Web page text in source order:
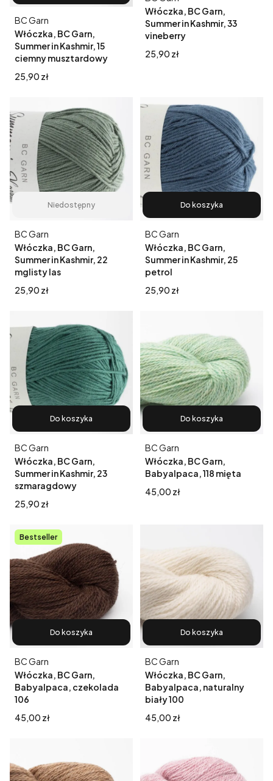
Włóczka, BC Garn,
Summer in Kashmir, 15
ciemny musztardowy
Producent
BC Garn
Cena
25,90 zł
Włóczka, BC Garn,
Summer in Kashmir, 33
vineberry
Cena
25,90 zł
Niedostępny
Włóczka, BC Garn,
Summer in Kashmir, 22
mglisty las
Producent
BC Garn
Cena
25,90 zł
Do koszyka
Włóczka, BC Garn,
Summer in Kashmir, 25
petrol
Producent
BC Garn
Cena
25,90 zł
Do koszyka
Włóczka, BC Garn,
Summer in Kashmir, 23
szmaragdowy
Producent
BC Garn
Cena
25,90 zł
Do koszyka
Włóczka, BC Garn,
Babyalpaca, 118 mięta
Producent
BC Garn
Cena
45,00 zł
Bestseller
Do koszyka
Włóczka, BC Garn,
Babyalpaca, czekolada
106
Producent
BC Garn
Cena
45,00 zł
Do koszyka
Włóczka, BC Garn,
Babyalpaca, naturalny
biały 100
Producent
BC Garn
Cena
45,00 zł